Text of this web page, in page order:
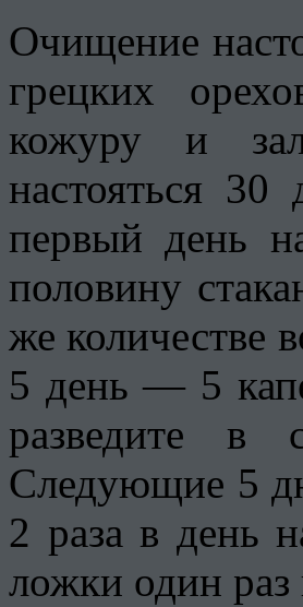
Очищение
грецких
кожуру и
настояться
первый день
половину
же количестве
5 день — 5
разведите в
Следующие 5
2 раза в день
ложки один раз